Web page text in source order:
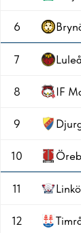
6
7
8 IF
9
10
11
12